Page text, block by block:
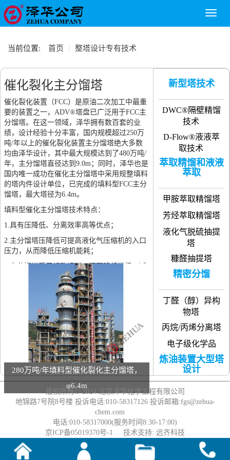
Toggle
当前位置: 首页 整塔设计专有技术
催化裂化主分馏塔
催化裂化装置（FCC）是原油二次加工中最重
要的装置之一，ADV®塔盘已广泛用于FCC主
分馏塔。在这一领域，泽华拥有数百套的业
绩，设计经验十分丰富，国内规模超过250万
吨/年以上的催化裂化装置主分馏塔绝大多数
均由泽华设计，其中最大规模达到了480万吨/
年，主分馏塔直径达到9.0m；同时，泽华也是
国内唯一成功在催化主分馏塔中采用规整填料
的塔内件设计单位，已完成的填料型FCC主分
馏塔，最大塔径为6.4m。
填料型催化主分馏塔技术特点：
1.具有压降低、分离效率高等优点；
2.主分馏塔压降低可提高液化气压缩机的入口
压力，从而降低压缩机能耗；
3.主分馏塔采用规整填料，还可降低塔径，减
因此，填料型主分馏塔是值得推广的一项技
同时，泽华也是国内延迟焦化和深度催化裂解
工艺DCC塔内件的主要设计单位和供货商。
应用业绩
应用实例
280万吨/年填料型催化裂化主分馏塔，
φ6.4m
新型塔技术
DWC®隔壁精馏
技术
D-Flow®液液萃
取技术
萃取精馏和液液
萃取
甲胺萃取精馏塔
芳烃萃取精馏塔
液化气脱硫抽提
塔
糠醛抽提塔
精密分馏
丁醛（醇）异构
物塔
丙烷/丙烯分离塔
电子级化学品
炼油装置大型塔
设计
原油常压塔
催化裂化主分馏
塔
润滑油加氢减压
版权所有© 2024北京泽华化学工程有限公司
地锦路7号院8号楼 投诉电话:010-58317126 投诉邮箱:fgs@zehua-
chem.com
电话:010-58317000(服务时间8:30-17:00)
京ICP备05019370号-1 技术支持: 远齐科技